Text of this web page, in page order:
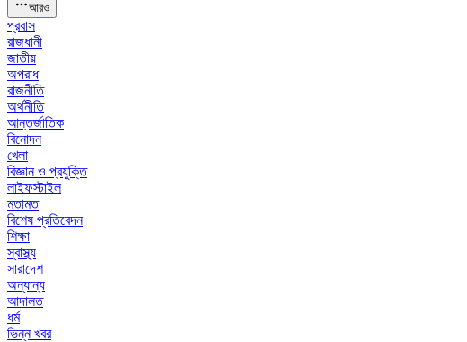
আরও
প্রবাস
রাজধানী
জাতীয়
অপরাধ
রাজনীতি
অর্থনীতি
আন্তর্জাতিক
বিনোদন
খেলা
বিজ্ঞান ও প্রযুক্তি
লাইফস্টাইল
মতামত
বিশেষ প্রতিবেদন
শিক্ষা
স্বাস্থ্য
সারাদেশ
অন্যান্য
আদালত
ধর্ম
ভিন্ন খবর